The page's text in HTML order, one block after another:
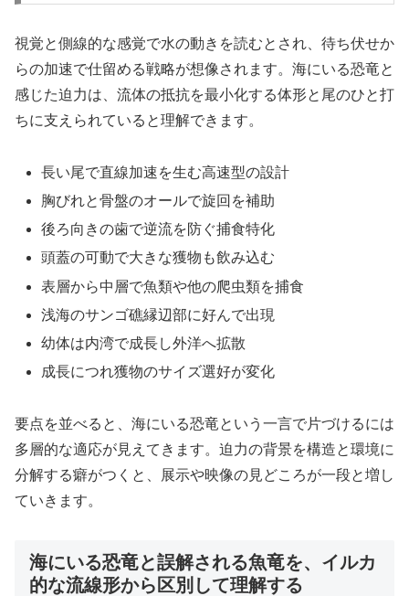
視覚と側線的な感覚で水の動きを読むとされ、待ち伏せか
らの加速で仕留める戦略が想像されます。海にいる恐竜と
感じた迫力は、流体の抵抗を最小化する体形と尾のひと打
ちに支えられていると理解できます。
長い尾で直線加速を生む高速型の設計
胸びれと骨盤のオールで旋回を補助
後ろ向きの歯で逆流を防ぐ捕食特化
頭蓋の可動で大きな獲物も飲み込む
表層から中層で魚類や他の爬虫類を捕食
浅海のサンゴ礁縁辺部に好んで出現
幼体は内湾で成長し外洋へ拡散
成長につれ獲物のサイズ選好が変化
要点を並べると、海にいる恐竜という一言で片づけるには
多層的な適応が見えてきます。迫力の背景を構造と環境に
分解する癖がつくと、展示や映像の見どころが一段と増し
ていきます。
海にいる恐竜と誤解される魚竜を、イルカ
的な流線形から区別して理解する